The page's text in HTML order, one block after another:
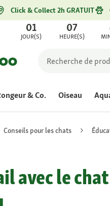
Click & Collect 2h GRATUIT
01
JOUR(S)
07
HEURE(S)
& Co. Oiseau
Conseils pour les chats
avec le